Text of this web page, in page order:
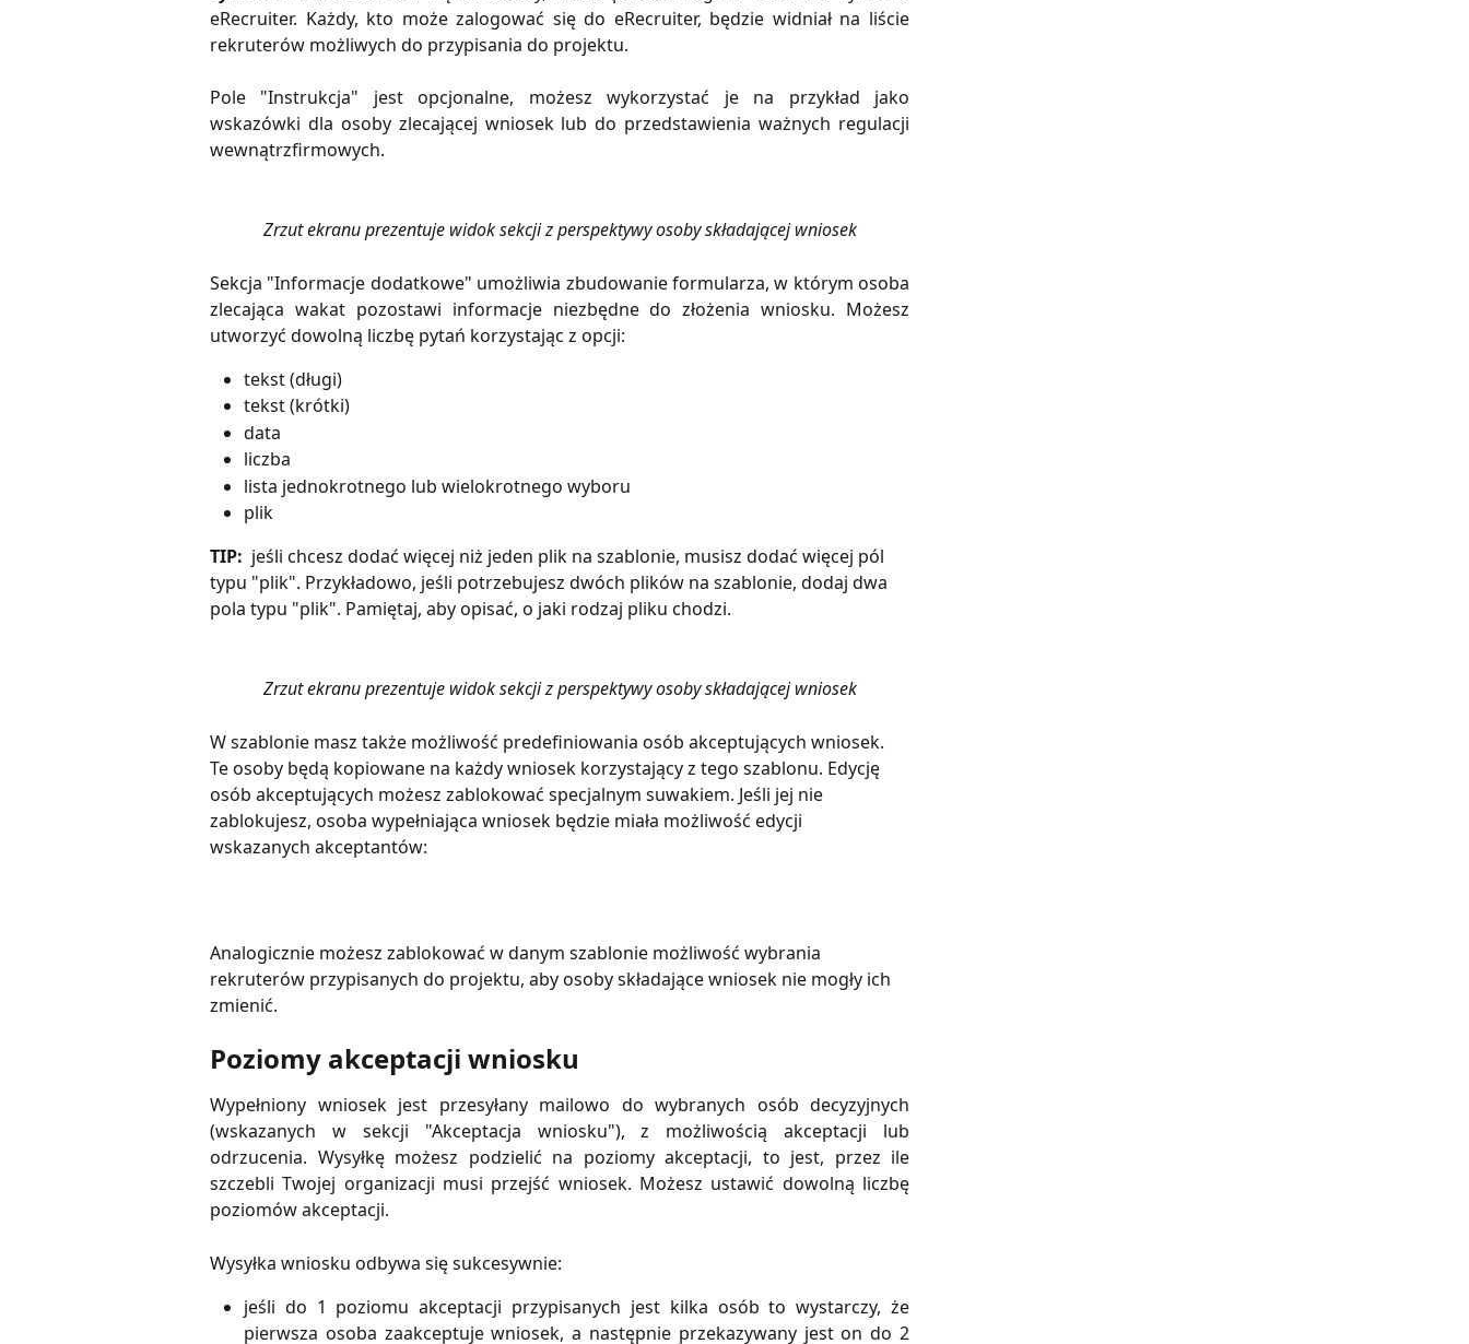
eRecruiter. Każdy, kto może zalogować się do eRecruiter, będzie widniał na liście
rekruterów możliwych do przypisania do projektu.
Pole "Instrukcja" jest opcjonalne, możesz wykorzystać je na przykład jako
wskazówki dla osoby zlecającej wniosek lub do przedstawienia ważnych regulacji
wewnątrzfirmowych.
Zrzut ekranu prezentuje widok sekcji z perspektywy osoby składającej wniosek
Sekcja "Informacje dodatkowe" umożliwia zbudowanie formularza, w którym osoba
zlecająca wakat pozostawi informacje niezbędne do złożenia wniosku. Możesz
utworzyć dowolną liczbę pytań korzystając z opcji:
tekst (długi)
tekst (krótki)
data
liczba
lista jednokrotnego lub wielokrotnego wyboru
plik
TIP: jeśli chcesz dodać więcej niż jeden plik na szablonie, musisz dodać więcej pól
typu "plik". Przykładowo, jeśli potrzebujesz dwóch plików na szablonie, dodaj dwa
pola typu "plik". Pamiętaj, aby opisać, o jaki rodzaj pliku chodzi.
Zrzut ekranu prezentuje widok sekcji z perspektywy osoby składającej wniosek
W szablonie masz także możliwość predefiniowania osób akceptujących wniosek.
Te osoby będą kopiowane na każdy wniosek korzystający z tego szablonu. Edycję
osób akceptujących możesz zablokować specjalnym suwakiem. Jeśli jej nie
zablokujesz, osoba wypełniająca wniosek będzie miała możliwość edycji
wskazanych akceptantów:
Analogicznie możesz zablokować w danym szablonie możliwość wybrania
rekruterów przypisanych do projektu, aby osoby składające wniosek nie mogły ich
zmienić.
Poziomy akceptacji wniosku
Wypełniony wniosek jest przesyłany mailowo do wybranych osób decyzyjnych
(wskazanych w sekcji "Akceptacja wniosku"), z możliwością akceptacji lub
odrzucenia. Wysyłkę możesz podzielić na poziomy akceptacji, to jest, przez ile
szczebli Twojej organizacji musi przejść wniosek. Możesz ustawić dowolną liczbę
poziomów akceptacji.
Wysyłka wniosku odbywa się sukcesywnie:
jeśli do 1 poziomu akceptacji przypisanych jest kilka osób to wystarczy, że
pierwsza osoba zaakceptuje wniosek, a następnie przekazywany jest on do 2